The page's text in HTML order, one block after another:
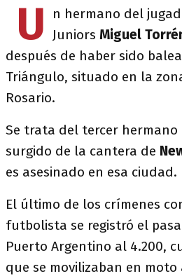
U
n hermano del
Juniors Miguel
después de haber sido
Triángulo, situado en la
Rosario.
Se trata del tercer
surgido de la cantera de
es asesinado en esa ciudad.
El último de los crímenes
futbolista se registró el
Puerto Argentino al 4.200,
que se movilizaban en